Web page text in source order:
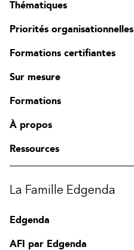
Thématiques
Priorités organisationnelles
Formations certifiantes
Sur mesure
Formations
À propos
Ressources
La Famille Edgenda
Edgenda
AFI par Edgenda